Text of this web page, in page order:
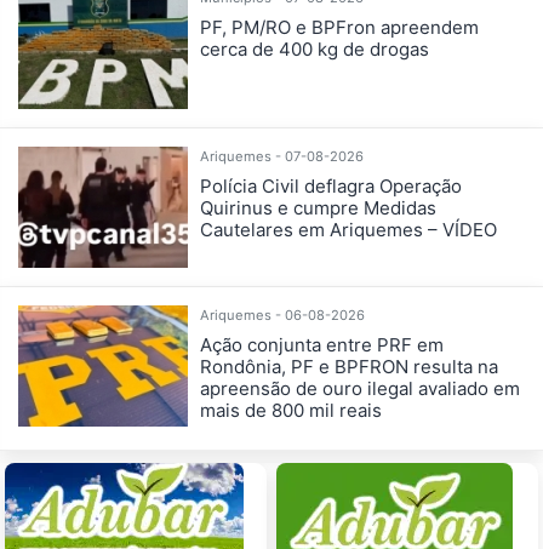
PF, PM/RO e BPFron apreendem
cerca de 400 kg de drogas
Ariquemes - 07-08-2026
Polícia Civil deflagra Operação
Quirinus e cumpre Medidas
Cautelares em Ariquemes – VÍDEO
Ariquemes - 06-08-2026
Ação conjunta entre PRF em
Rondônia, PF e BPFRON resulta na
apreensão de ouro ilegal avaliado em
mais de 800 mil reais